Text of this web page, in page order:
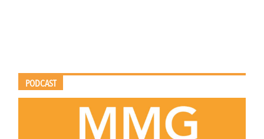
PODCAST